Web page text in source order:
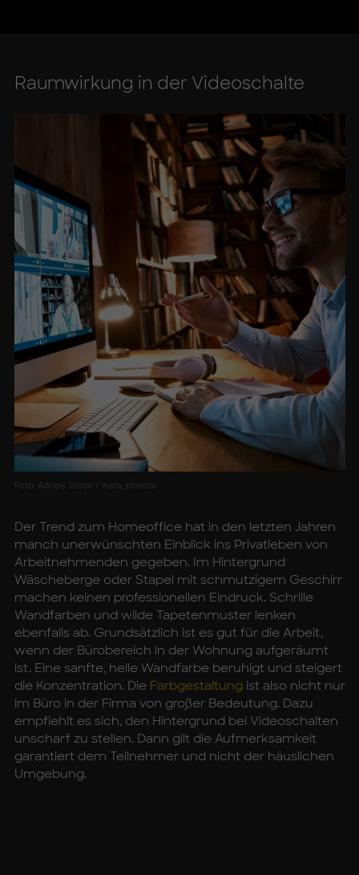
Raum­wir­kung in der Vi­deo­schal­te
Foto: Adobe Stock / insta_photos
Der Trend zum Homeoffice hat in den letzten Jahren
manch unerwünschten Einblick ins Privatleben von
Arbeitnehmenden gegeben. Im Hintergrund
Wäscheberge oder Stapel mit schmutzigem Geschirr
machen keinen professionellen Eindruck. Schrille
Wandfarben und wilde Tapetenmuster lenken
ebenfalls ab. Grundsätzlich ist es gut für die Arbeit,
wenn der Bürobereich in der Wohnung aufgeräumt
ist. Eine sanfte, helle Wandfarbe beruhigt und steigert
die Konzentration. Die Farbgestaltung ist also nicht nur
im Büro in der Firma von großer Bedeutung. Dazu
empfiehlt es sich, den Hintergrund bei Videoschalten
unscharf zu stellen. Dann gilt die Aufmerksamkeit
garantiert dem Teilnehmer und nicht der häuslichen
Umgebung.